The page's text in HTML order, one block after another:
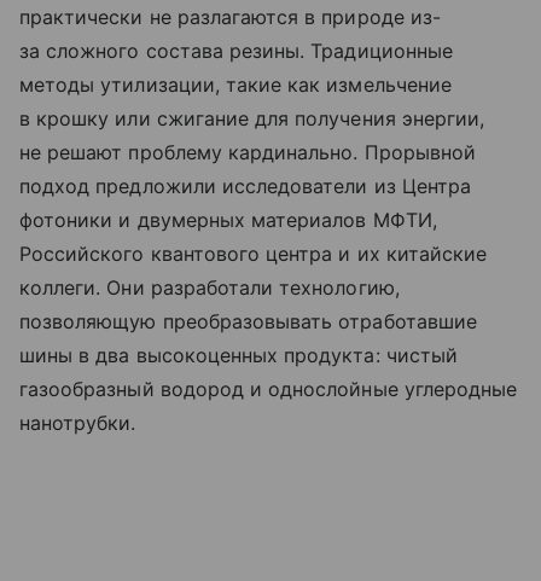
практически не разлагаются в природе из-
за сложного состава резины. Традиционные
методы утилизации, такие как измельчение
в крошку или сжигание для получения энергии,
не решают проблему кардинально. Прорывной
подход предложили исследователи из Центра
фотоники и двумерных материалов МФТИ,
Российского квантового центра и их китайские
коллеги. Они разработали технологию,
позволяющую преобразовывать отработавшие
шины в два высокоценных продукта: чистый
газообразный водород и однослойные углеродные
нанотрубки.